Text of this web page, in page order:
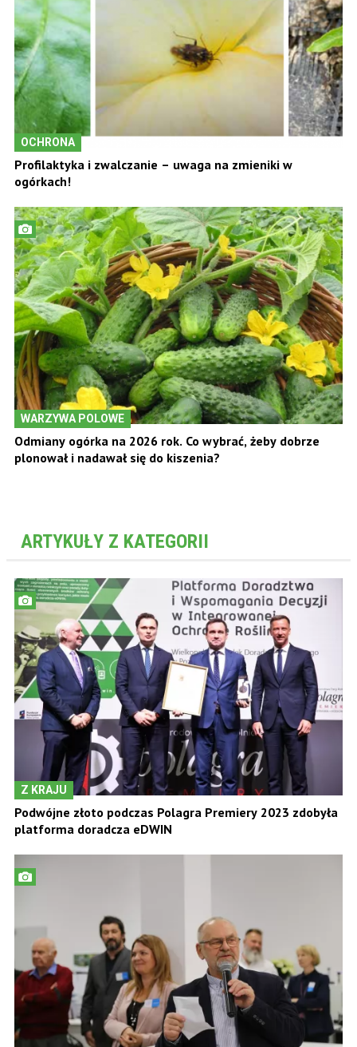
OCHRONA
Profilaktyka i zwalczanie – uwaga na zmieniki w
ogórkach!
WARZYWA POLOWE
Odmiany ogórka na 2026 rok. Co wybrać, żeby dobrze
plonował i nadawał się do kiszenia?
ARTYKUŁY Z KATEGORII
Z KRAJU
Podwójne złoto podczas Polagra Premiery 2023 zdobyła
platforma doradcza eDWIN